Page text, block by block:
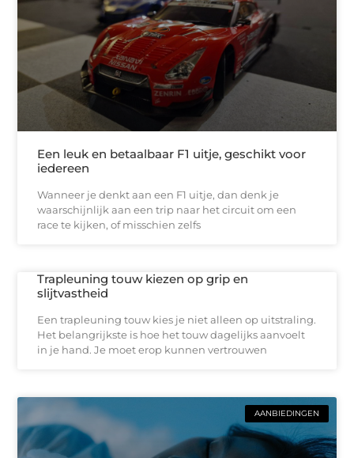
Een leuk en betaalbaar F1 uitje, geschikt voor
iedereen
Wanneer je denkt aan een F1 uitje, dan denk je
waarschijnlijk aan een trip naar het circuit om een
race te kijken, of misschien zelfs
Trapleuning touw kiezen op grip en
slijtvastheid
Een trapleuning touw kies je niet alleen op uitstraling.
Het belangrijkste is hoe het touw dagelijks aanvoelt
in je hand. Je moet erop kunnen vertrouwen
AANBIEDINGEN